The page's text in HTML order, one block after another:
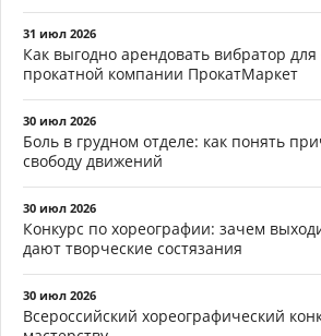
31 июл 2026
Как выгодно арендовать вибратор
прокатной компании ПрокатМаркет
30 июл 2026
Боль в грудном отделе: как понять
свободу движений
30 июл 2026
Конкурс по хореографии: зачем
дают творческие состязания
30 июл 2026
Всероссийский хореографический